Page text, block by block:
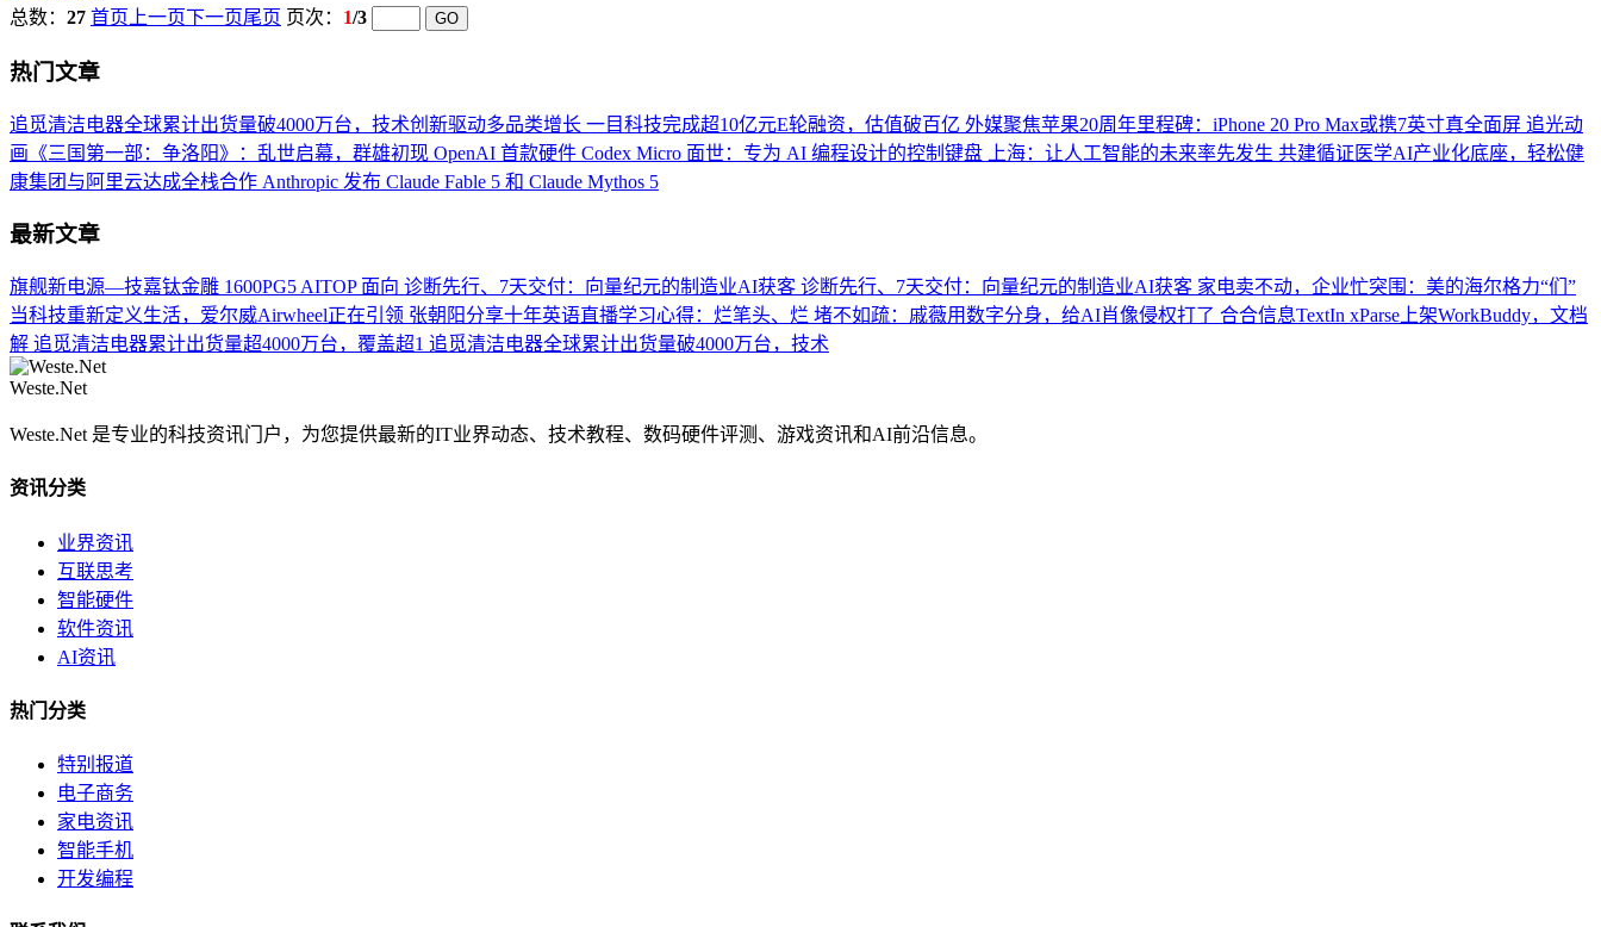
总数： 27 首页 上一页下一页尾页 页次： 1/3
热门文章
追觅清洁电器全球累计出货量破4000万台，技术创新驱动多品类增长 一目科技完成超10亿元E轮融资，估值破百亿 外媒聚焦苹果20周年里程碑：iPhone 20 Pro Max或携7英寸真全面屏 追光动
画《三国第一部：争洛阳》：乱世启幕，群雄初现 OpenAI 首款硬件 Codex Micro 面世：专为 AI 编程设计的控制键盘 上海：让人工智能的未来率先发生 共建循证医学AI产业化底座，轻松健
康集团与阿里云达成全栈合作 Anthropic 发布 Claude Fable 5 和 Claude Mythos 5
最新文章
旗舰新电源—技嘉钛金雕 1600PG5 AITOP 面向 诊断先行、7天交付：向量纪元的制造业AI获客 诊断先行、7天交付：向量纪元的制造业AI获客 家电卖不动，企业忙突围：美的海尔格力“们”
当科技重新定义生活，爱尔威Airwheel正在引领 张朝阳分享十年英语直播学习心得：烂笔头、烂 堵不如疏：戚薇用数字分身，给AI肖像侵权打了 合合信息TextIn xParse上架WorkBuddy，文档
解 追觅清洁电器累计出货量超4000万台，覆盖超1 追觅清洁电器全球累计出货量破4000万台，技术
Weste.Net
Weste.Net 是专业的科技资讯门户，为您提供最新的IT业界动态、技术教程、数码硬件评测、游戏资讯和AI前沿信息。
资讯分类
业界资讯
互联思考
智能硬件
软件资讯
AI资讯
热门分类
特别报道
电子商务
家电资讯
智能手机
开发编程